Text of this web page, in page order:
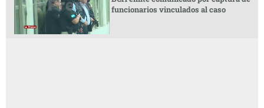
funcionarios vinculados al caso